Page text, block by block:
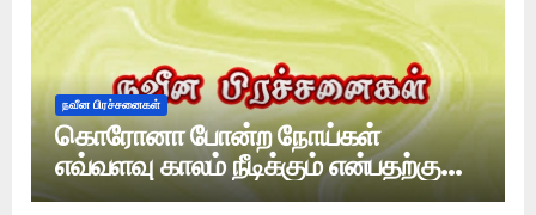
நவீன பிரச்சனைகள்
கொரோனா போன்ற நோய்கள்
எவ்வளவு காலம் நீடிக்கும் என்பதற்கு
ஆதாரம் உள்ளதா?